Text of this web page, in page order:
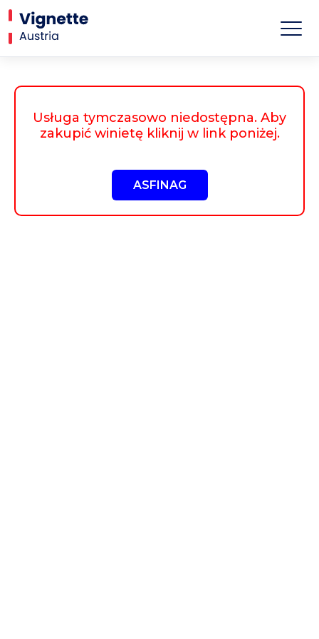
Usługa tymczasowo niedostępna. Aby
zakupić winietę kliknij w link poniżej.
ASFINAG